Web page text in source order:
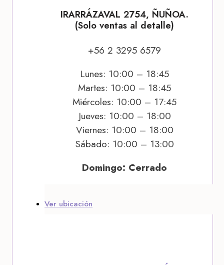
IRARRÁZAVAL 2754, ÑUÑOA.
(Solo ventas al detalle)
+56 2 3295 6579
Lunes: 10:00 – 18:45
Martes: 10:00 – 18:45
Miércoles: 10:00 – 17:45
Jueves: 10:00 – 18:00
Viernes: 10:00 – 18:00
Sábado: 10:00 – 13:00
Domingo: Cerrado
Ver ubicación